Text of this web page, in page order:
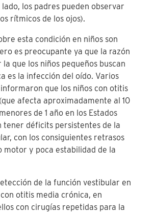
los padres pueden observar
rítmicos de los ojos).
esta condición en niños son
es preocupante ya que la razón
que los niños pequeños buscan
es la infección del oído. Varios
que los niños con otitis
afecta aproximadamente al 10
de 1 año en los Estados
tener déficits persistentes de la
con los consiguientes retrasos
motor y poca estabilidad de la
de la función vestibular en
otitis media crónica, en
con cirugías repetidas para la